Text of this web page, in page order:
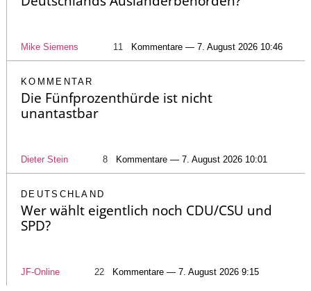
Mike Siemens 11 Kommentare — 7. August 2026 10:46
KOMMENTAR
Die Fünfprozenthürde ist nicht
unantastbar
Dieter Stein 8 Kommentare — 7. August 2026 10:01
DEUTSCHLAND
Wer wählt eigentlich noch CDU/CSU und
SPD?
JF-Online 22 Kommentare — 7. August 2026 9:15